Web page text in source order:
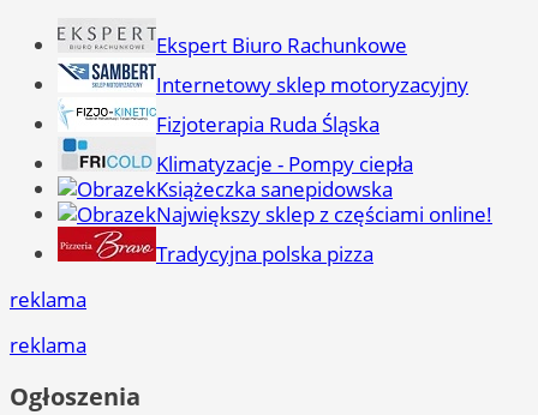
Ekspert Biuro Rachunkowe
Internetowy sklep motoryzacyjny
Fizjoterapia Ruda Śląska
Klimatyzacje - Pompy ciepła
Książeczka sanepidowska
Największy sklep z częściami online!
Tradycyjna polska pizza
reklama
reklama
Ogłoszenia